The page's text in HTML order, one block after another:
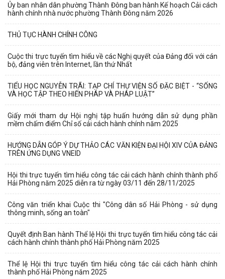
Ủy ban nhân dân phường Thành Đông ban hành Kế hoạch Cải cách
hành chính nhà nước phường Thành Đông năm 2026
THỦ TỤC HÀNH CHÍNH CÔNG
Cuộc thi trực tuyến tìm hiểu về các Nghị quyết của Đảng đối với cán
bộ, đảng viên trên Internet, lần thứ Nhất
TIỂU HỌC NGUYỄN TRÃI: TẠP CHÍ THƯ VIỆN SỐ ĐẶC BIỆT - “SỐNG
VÀ HỌC TẬP THEO HIẾN PHÁP VÀ PHÁP LUẬT”
Giấy mới tham dự Hội nghị tập huấn hướng dẫn sử dụng phần
mềm chấm điểm Chỉ số cải cách hành chính năm 2025
HƯỚNG DẪN GÓP Ý DỰ THẢO CÁC VĂN KIỆN ĐẠI HỘI XIV CỦA ĐẢNG
TRÊN ỨNG DỤNG VNEID
Hội thi trực tuyến tìm hiểu công tác cải cách hành chính thành phố
Hải Phòng năm 2025 diễn ra từ ngày 03/11 đến 28/11/2025
Công văn triển khai Cuộc thi "Công dân số Hải Phòng - sử dụng
thông minh, sống an toàn"
Quyết định Ban hành Thể lệ Hội thi trực tuyến tìm hiểu công tác cải
cách hành chính thành phố Hải Phòng năm 2025
Thể lệ Hội thi trực tuyến tìm hiểu công tác cải cách hành chính
thành phố Hải Phòng năm 2025